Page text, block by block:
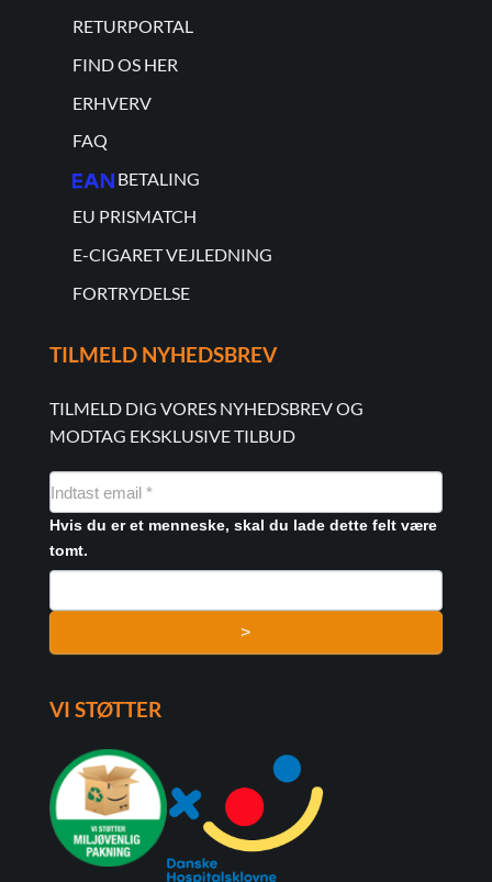
RETURPORTAL
FIND OS HER
ERHVERV
FAQ
BETALING
EU PRISMATCH
E-CIGARET VEJLEDNING
FORTRYDELSE
TILMELD NYHEDSBREV
TILMELD DIG VORES NYHEDSBREV OG
MODTAG EKSKLUSIVE TILBUD
NYHEDSMAIL
FORMULAR
Hvis du er et menneske, skal du lade dette felt være
tomt.
>
VI STØTTER